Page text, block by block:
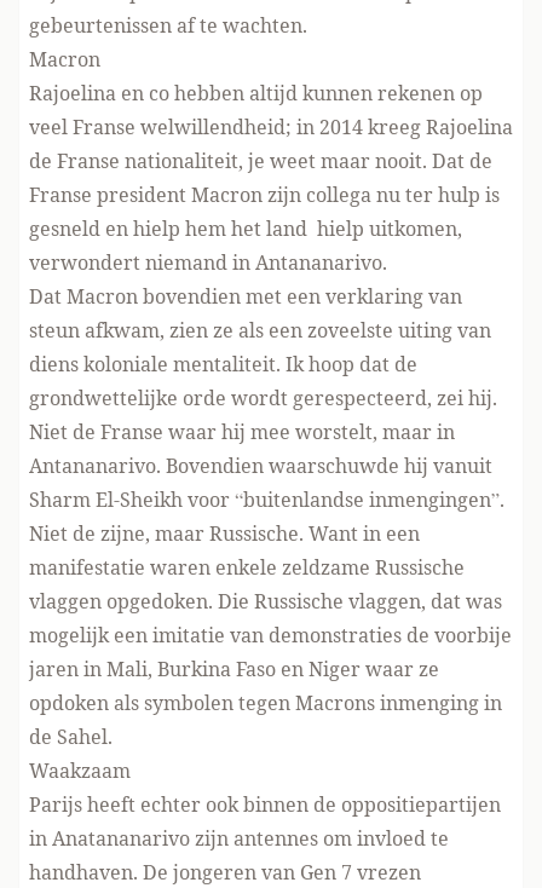
gebeurtenissen af te wachten.
Macron
Rajoelina en co hebben altijd kunnen rekenen op
veel Franse welwillendheid; in 2014 kreeg Rajoelina
de Franse nationaliteit, je weet maar nooit. Dat de
Franse president Macron zijn collega nu ter hulp is
gesneld en hielp hem het land hielp uitkomen,
verwondert niemand in Antananarivo.
Dat Macron bovendien met een verklaring van
steun afkwam, zien ze als een zoveelste uiting van
diens koloniale mentaliteit. Ik hoop dat de
grondwettelijke orde wordt gerespecteerd, zei hij.
Niet de Franse waar hij mee worstelt, maar in
Antananarivo. Bovendien waarschuwde hij vanuit
Sharm El-Sheikh voor “buitenlandse inmengingen”.
Niet de zijne, maar Russische. Want in een
manifestatie waren enkele zeldzame Russische
vlaggen opgedoken. Die Russische vlaggen, dat was
mogelijk een imitatie van demonstraties de voorbije
jaren in Mali, Burkina Faso en Niger waar ze
opdoken als symbolen tegen Macrons inmenging in
de Sahel.
Waakzaam
Parijs heeft echter ook binnen de oppositiepartijen
in Anatananarivo zijn antennes om invloed te
handhaven. De jongeren van Gen 7 vrezen